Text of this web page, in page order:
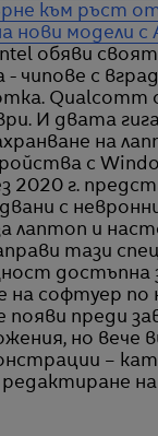
към ръст
нови модели
обяви
чипове с
Qualcomm
И двата
на
с
2020 г.
с
лаптоп и
тази
достъпна
софтуер по
появи преди
но вече
–
на